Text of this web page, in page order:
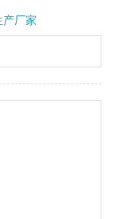
了叶片的长宽
度快、精度高、
产厂家